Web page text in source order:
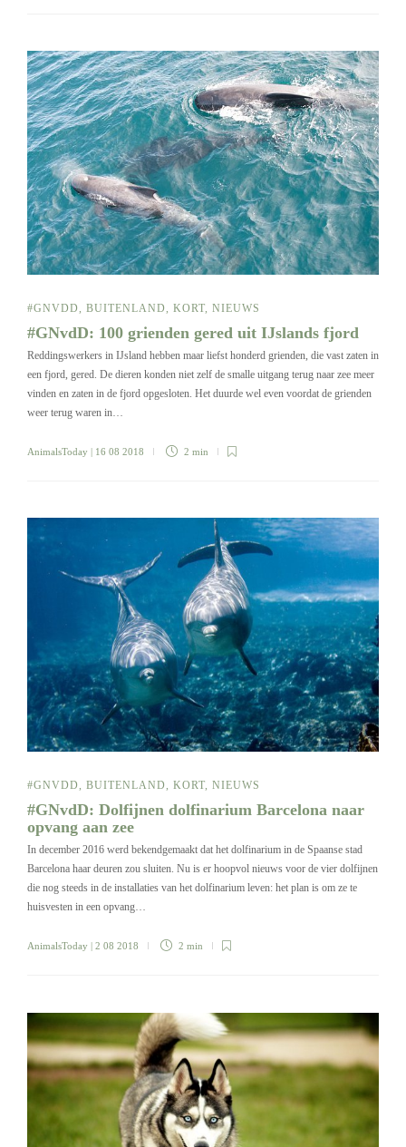
#GNVDD, BUITENLAND, KORT, NIEUWS
#GNvdD: 100 grienden gered uit IJslands fjord
Reddingswerkers in IJsland hebben maar liefst honderd grienden, die vast zaten in
een fjord, gered. De dieren konden niet zelf de smalle uitgang terug naar zee meer
vinden en zaten in de fjord opgesloten. Het duurde wel even voordat de grienden
weer terug waren in…
AnimalsToday | 16 08 2018 2 min
#GNVDD, BUITENLAND, KORT, NIEUWS
#GNvdD: Dolfijnen dolfinarium Barcelona naar
opvang aan zee
In december 2016 werd bekendgemaakt dat het dolfinarium in de Spaanse stad
Barcelona haar deuren zou sluiten. Nu is er hoopvol nieuws voor de vier dolfijnen
die nog steeds in de installaties van het dolfinarium leven: het plan is om ze te
huisvesten in een opvang…
AnimalsToday | 2 08 2018 2 min